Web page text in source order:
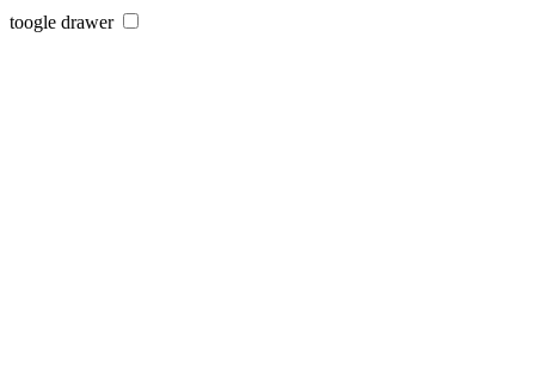
toogle drawer